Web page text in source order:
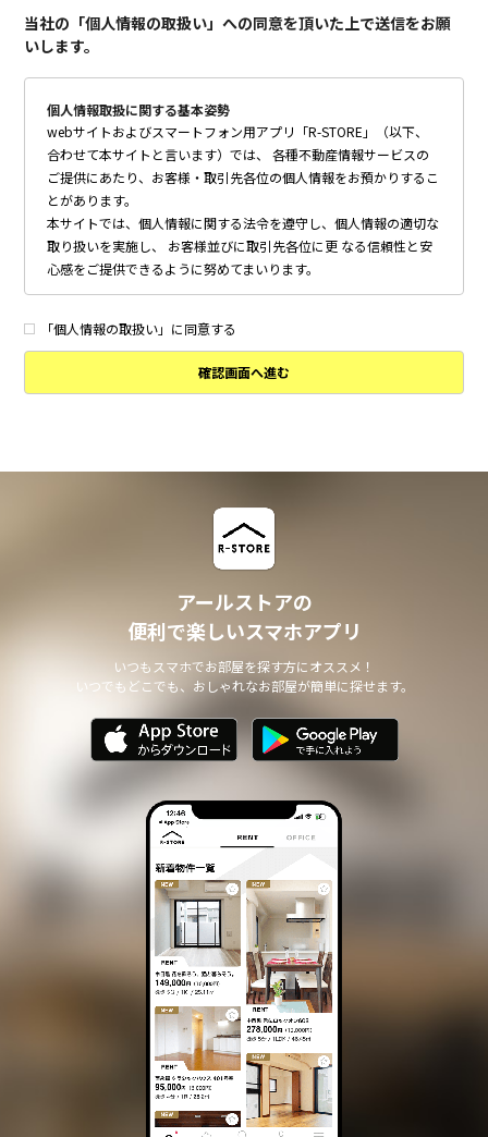
当社の「個人情報の取扱い」への同意を頂いた上で送信をお願
いします。
個人情報取扱に関する基本姿勢
webサイトおよびスマートフォン用アプリ「R-STORE」（以下、
合わせて本サイトと言います）では、 各種不動産情報サービスの
ご提供にあたり、お客様・取引先各位の個人情報をお預かりするこ
とがあります。
本サイトでは、個人情報に関する法令を遵守し、個人情報の適切な
取り扱いを実施し、 お客様並びに取引先各位に更 なる信頼性と安
心感をご提供できるように努めてまいります。
個人情報の取得について
本サイトは、偽りその他不正の手段によらず適正に個人情報を取得
以下に定めのない目的で個人情報を利用する場合、あらかじめご本
からのご連絡の対応
不動産会社との業務における対応
・ 本サイトからのメールマガジンの送信、その他の対応
・ その他、本サイトの不動産物件情報サービスの提供のために必
個人情報の安全管理について
本サイトは、取り扱う個人情報の漏洩、滅失またはき損の防止その
他の個人情報の安全管理のために必要かつ適切な措置を講じます。
個人情報の委託について
する場合は、当該第三者について厳正な調査を行い、 取り扱いを
委託された個人情報の安全管理が図られるよう当該第三者に対する
また、コンサルティング、プライバシーマーク申請、ISMS申請業務
におきまして第三者と共同して業務を遂行する場合に 個人情報の
取り扱いを委託する場合 があります。
個人情報の第三者提供について
本サイトは、個人情報保護法等の法令に定めのある場合を除き、
個人情報をあらかじめご本人の同意を得ることなく、第三者に提供
個人情報の開示・訂正等について
本サイトは、ご本人から自己の個人情報についての開示の請求があ
る場合、速やかに開示をいたします。
その際、ご本人であることが確認できない場合 には、開示に応じ
個人情報の内容に誤りがあり、ご本人から訂正・追加・削除の請求
がある場合、調査の上、速やかにこれらの請求に対応いたします。
「個人情報の取扱い」に同意する
確認画面へ進む
アールストアの
便利で楽しいスマホアプリ
いつもスマホでお部屋を探す方にオススメ！
いつでもどこでも、おしゃれなお部屋が簡単に探せます。